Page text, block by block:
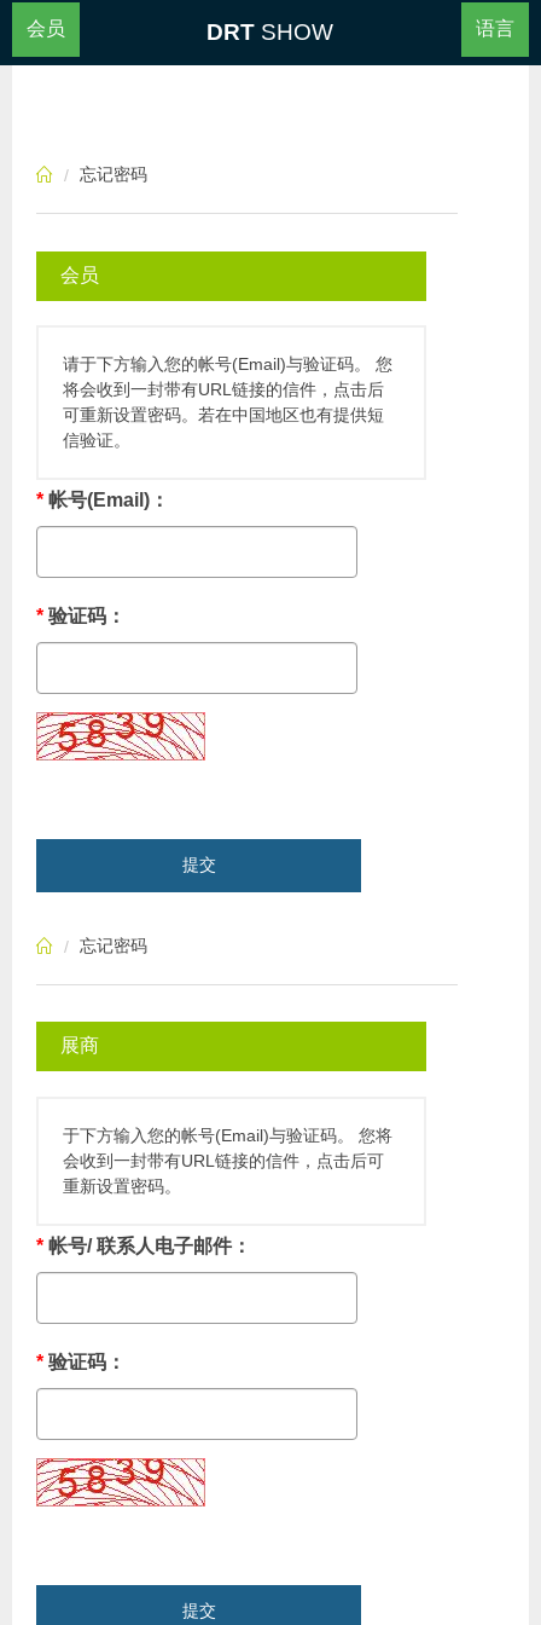
会员 DRT SHOW 语言
忘记密码
会员
请于下方输入您的帐号(Email)与验证码。 您
将会收到一封带有URL链接的信件，点击后
可重新设置密码。若在中国地区也有提供短
信验证。
* 帐号(Email)：
* 验证码：
提交
忘记密码
展商
于下方输入您的帐号(Email)与验证码。 您将
会收到一封带有URL链接的信件，点击后可
重新设置密码。
* 帐号/ 联系人电子邮件：
* 验证码：
提交